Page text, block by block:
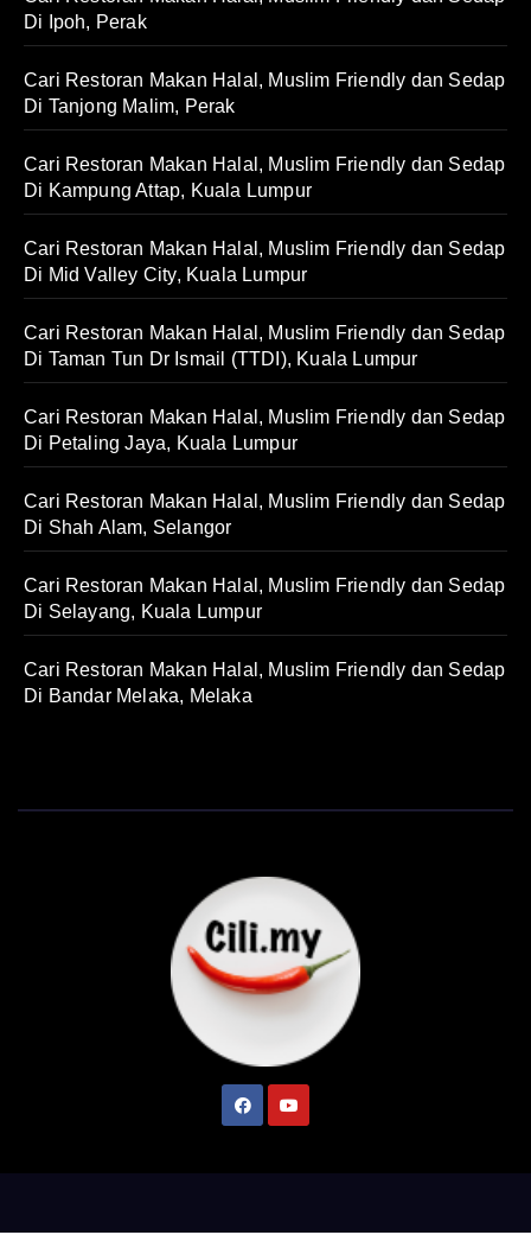
Di Ipoh, Perak
Cari Restoran Makan Halal, Muslim Friendly dan Sedap
Di Tanjong Malim, Perak
Cari Restoran Makan Halal, Muslim Friendly dan Sedap
Di Kampung Attap, Kuala Lumpur
Cari Restoran Makan Halal, Muslim Friendly dan Sedap
Di Mid Valley City, Kuala Lumpur
Cari Restoran Makan Halal, Muslim Friendly dan Sedap
Di Taman Tun Dr Ismail (TTDI), Kuala Lumpur
Cari Restoran Makan Halal, Muslim Friendly dan Sedap
Di Petaling Jaya, Kuala Lumpur
Cari Restoran Makan Halal, Muslim Friendly dan Sedap
Di Shah Alam, Selangor
Cari Restoran Makan Halal, Muslim Friendly dan Sedap
Di Selayang, Kuala Lumpur
Cari Restoran Makan Halal, Muslim Friendly dan Sedap
Di Bandar Melaka, Melaka